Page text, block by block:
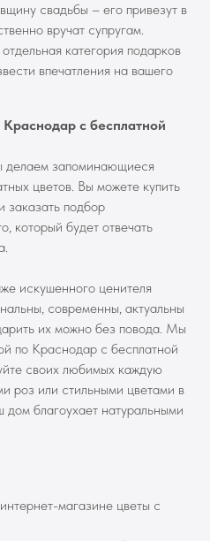
свадьбы – его привезут в
вручат супругам.
категория подарков
впечатления на вашего
Краснодар с бесплатной
делаем запоминающиеся
цветов. Вы можете купить
заказать подбор
который будет отвечать
искушенного ценителя
современны, актуальны
их можно без повода. Мы
по Краснодар с бесплатной
своих любимых каждую
роз или стильными цветами в
благоухает натуральными
магазине цветы с